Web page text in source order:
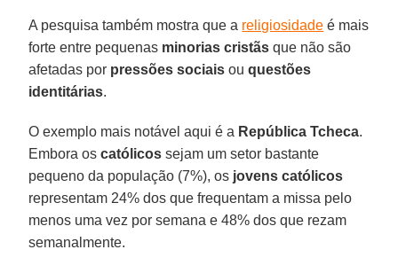
A pesquisa também mostra que a religiosidade é mais
forte entre pequenas minorias cristãs que não são
afetadas por pressões sociais ouquestões
identitárias.
O exemplo mais notável aqui é a República Tcheca.
Embora oscatólicos sejam um setor bastante
pequeno da população (7%), os jovens católicos
representam 24% dos que frequentam a missa pelo
menos uma vez por semana e 48% dos que rezam
semanalmente.